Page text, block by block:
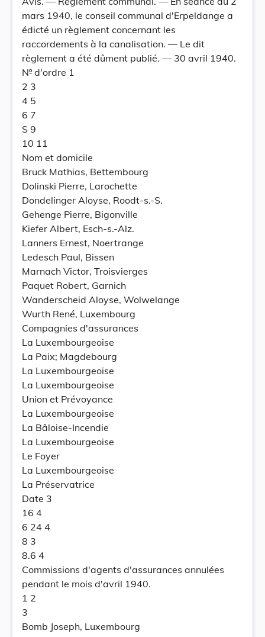
mars 1940, le conseil communal d'Erpeldange a
édicté un règlement concernant les
raccordements à la canalisation. — Le dit
règlement a été dûment publié. — 30 avril 1940.
№ d'ordre 1
2 3
4 5
6 7
S 9
10 11
Nom et domicile
Bruck Mathias, Bettembourg
Dolinski Pierre, Larochette
Dondelinger Aloyse, Roodt-s.-S.
Gehenge Pierre, Bigonville
Kiefer Albert, Esch-s.-Alz.
Lanners Ernest, Noertrange
Ledesch Paul, Bissen
Marnach Victor, Troisvierges
Paquet Robert, Garnich
Wanderscheid Aloyse, Wolwelange
Wurth René, Luxembourg
Compagnies d'assurances
La Luxembourgeoise
La Paix; Magdebourg
La Luxembourgeoise
La Luxembourgeoise
Union et Prévoyance
La Luxembourgeoise
La Bâloise-Incendie
La Luxembourgeoise
Le Foyer
La Luxembourgeoise
La Préservatrice
Date 3
16 4
6 24 4
8 3
8.6 4
Commissions d'agents d'assurances annulées
pendant le mois d'avril 1940.
1 2
3
Bomb Joseph, Luxembourg